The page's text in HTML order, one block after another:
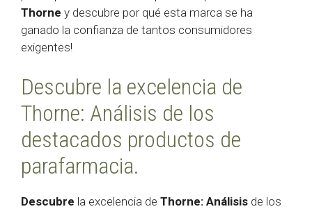
Thorne y descubre por qué esta marca se ha
ganado la confianza de tantos consumidores
exigentes!
Descubre la excelencia de
Thorne: Análisis de los
destacados productos de
parafarmacia.
Descubre la excelencia de Thorne: Análisis de los